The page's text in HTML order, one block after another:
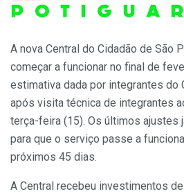
A nova Central do Cidadão de São
começar a funcionar no final de
estimativa dada por integrantes do
após visita técnica de integrantes
terça-feira (15). Os últimos ajustes
para que o serviço passe a
próximos 45 dias.
A Central recebeu investimentos